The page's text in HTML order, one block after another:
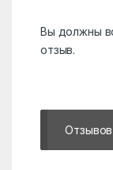
Вы должны
отзыв.
Отзывов